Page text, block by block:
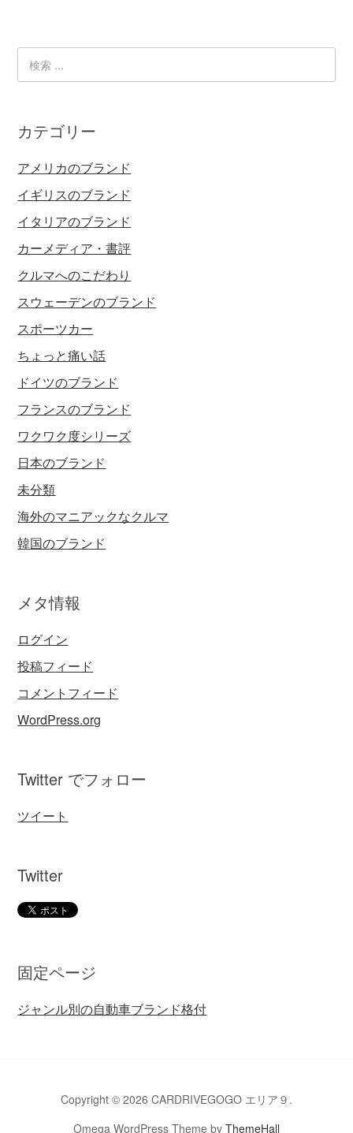
カテゴリー
アメリカのブランド
イギリスのブランド
イタリアのブランド
カーメディア・書評
クルマへのこだわり
スウェーデンのブランド
スポーツカー
ちょっと痛い話
ドイツのブランド
フランスのブランド
ワクワク度シリーズ
日本のブランド
未分類
海外のマニアックなクルマ
韓国のブランド
メタ情報
ログイン
投稿フィード
コメントフィード
WordPress.org
Twitter でフォロー
ツイート
Twitter
固定ページ
ジャンル別の自動車ブランド格付
Copyright © 2026 CARDRIVEGOGO エリア９.
Omega WordPress Theme by ThemeHall